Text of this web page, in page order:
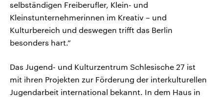
selbständigen Freiberufler, Klein- und
Kleinstunternehmerinnen im Kreativ – und
Kulturbereich und deswegen trifft das Berlin
besonders hart.“
Das Jugend- und Kulturzentrum Schlesische 27 ist
mit ihren Projekten zur Förderung der interkulturellen
Jugendarbeit international bekannt. In dem Haus in